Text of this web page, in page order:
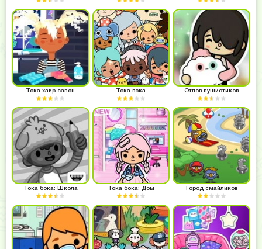
Тока хаир салон Тока вока Отлов пушистиков
Тока бока: Школа Тока бока: Дом Город смайликов